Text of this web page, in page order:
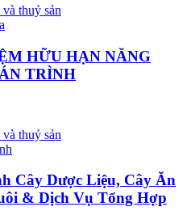
thuỷ sản
HỮU HẠN NĂNG
TRÌNH
thuỷ sản
Cây Dược Liệu, Cây Ăn
& Dịch Vụ Tổng Hợp